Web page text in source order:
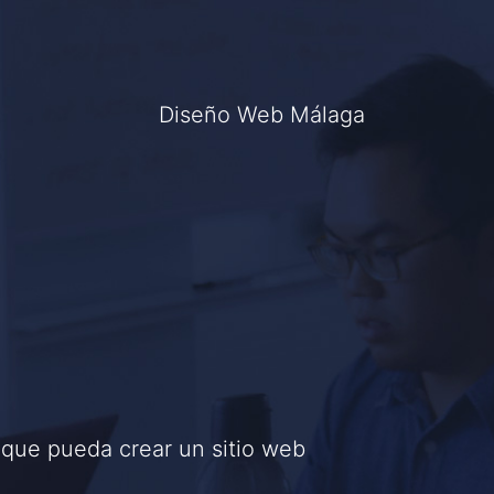
Diseño Web Málaga
pueda crear un sitio web